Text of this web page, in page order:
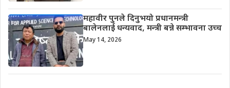
महावीर पुनले दिनुभयो प्रधानमन्त्री
बालेनलाई धन्यवाद, मन्त्री बन्ने सम्भावना उच्च
May 14, 2026